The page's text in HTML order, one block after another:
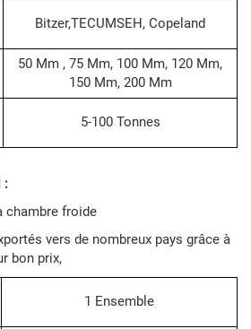
Bitzer,TECUMSEH, Copeland
50 Mm , 75 Mm, 100 Mm, 120 Mm,
150 Mm, 200 Mm
5-100 Tonnes
:
chambre froide
vers de nombreux pays grâce à
bon prix,
1 Ensemble